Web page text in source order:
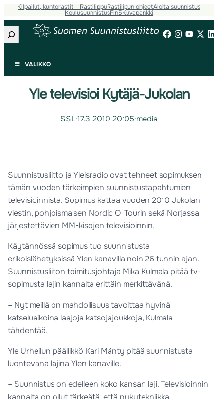
Kilpailut, kuntorastit – RastilippuRastilipun ohjeetAloita suunnistus
KoulusuunnistusFin5Kuvapankki
Etsi
VALIKKO
Yle televisioi Kytäjä-Jukolan
SSL·17.3.2010 20:05·media
Suunnistusliitto ja Yleisradio ovat tehneet sopimuksen
tämän vuoden tärkeimpien suunnistustapahtumien
televisioinnista. Sopimus kattaa vuoden 2010 Jukolan
viestin, pohjoismaisen Nordic O-Tourin sekä Norjassa
järjestettävien MM-kisojen televisioinnin.
Käytännössä sopimus tuo suunnistusta
erikoislähetyksissä Ylen kanavilla noin 26 tunnin ajan.
Suunnistusliiton toimitusjohtaja Mika Kulmala pitää tv-
sopimusta lajin kannalta erittäin merkittävänä.
– Nyt meillä on mahdollisuus tavoittaa hyvinä
katseluaikoina laajoja katsojajoukkoja, Kulmala
tähdentää.
Yle Urheilun päällikkö Kari Mänty pitää suunnistusta
luontevana lajina Ylen kanaville.
– Suunnistus on edelleen koko kansan laji. Televisioinnin